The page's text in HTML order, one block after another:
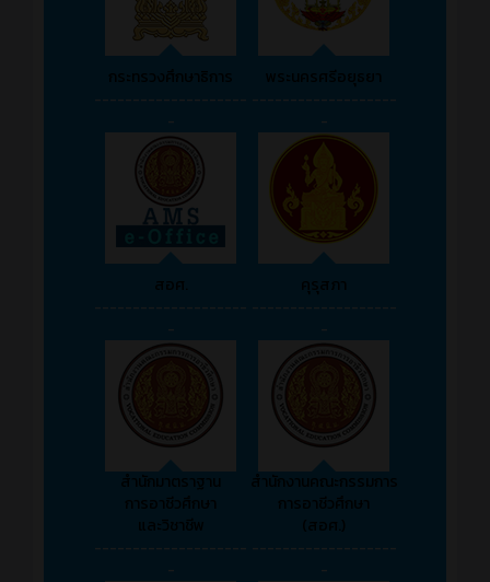
กระทรวงศึกษาธิการ
พระนครศรีอยุธยา
--------------------
-
-------------------
-
สอศ.
คุรุสภา
--------------------
-
-------------------
-
สำนักมาตราฐาน
การอาชีวศึกษา
และวิชาชีพ
สำนักงานคณะกรรมการ
การอาชีวศึกษา
(สอศ.)
--------------------
-
-------------------
-